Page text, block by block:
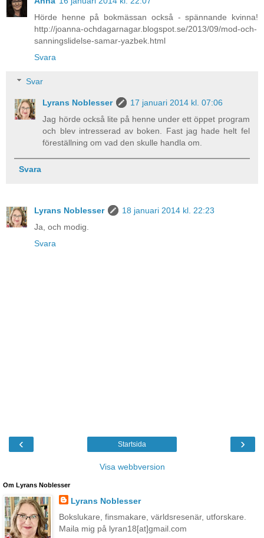
Hörde henne på bokmässan också - spännande kvinna!
http://joanna-ochdagarnagar.blogspot.se/2013/09/mod-och-
sanningslidelse-samar-yazbek.html
Svara
Svar
Lyrans Noblesser
17 januari 2014 kl. 07:06
Jag hörde också lite på henne under ett öppet program
och blev intresserad av boken. Fast jag hade helt fel
föreställning om vad den skulle handla om.
Svara
Lyrans Noblesser
18 januari 2014 kl. 22:23
Ja, och modig.
Svara
‹ ›
Startsida
Visa webbversion
Om Lyrans Noblesser
Lyrans Noblesser
Bokslukare, finsmakare, världsresenär, utforskare.
Maila mig på lyran18[at]gmail.com